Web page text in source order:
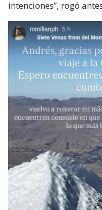
intenciones”, rogó